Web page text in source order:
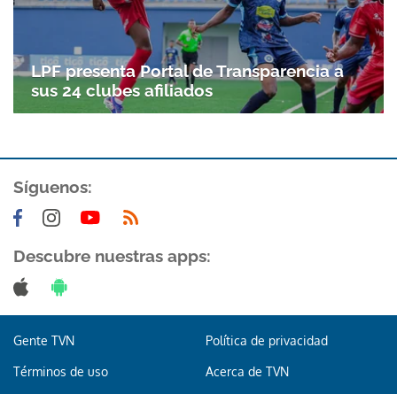
Gracias por suscribirte a nuestro boletín.
ACEPTAR
LPF presenta Portal de Transparencia a
sus 24 clubes afiliados
Síguenos:
Descubre nuestras apps:
Gente TVN Política de privacidad
Términos de uso Acerca de TVN